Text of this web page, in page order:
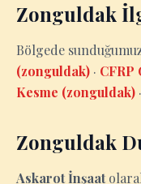
Zonguldak
Bölgede
(zonguldak) ·
Kesme (zonguldak) ·
Zonguldak
Askarot İnşaat